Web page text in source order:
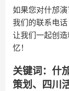
如果您对什邡
我们的联系电话
让我们一起创
忆！
关键词：什
策划、四川